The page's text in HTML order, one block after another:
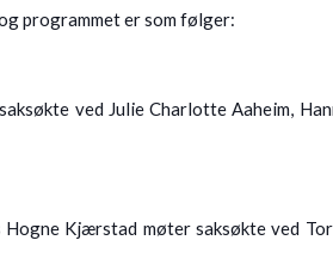
programmet er som følger:
ved Julie Charlotte Aaheim,
Kjærstad møter saksøkte ved